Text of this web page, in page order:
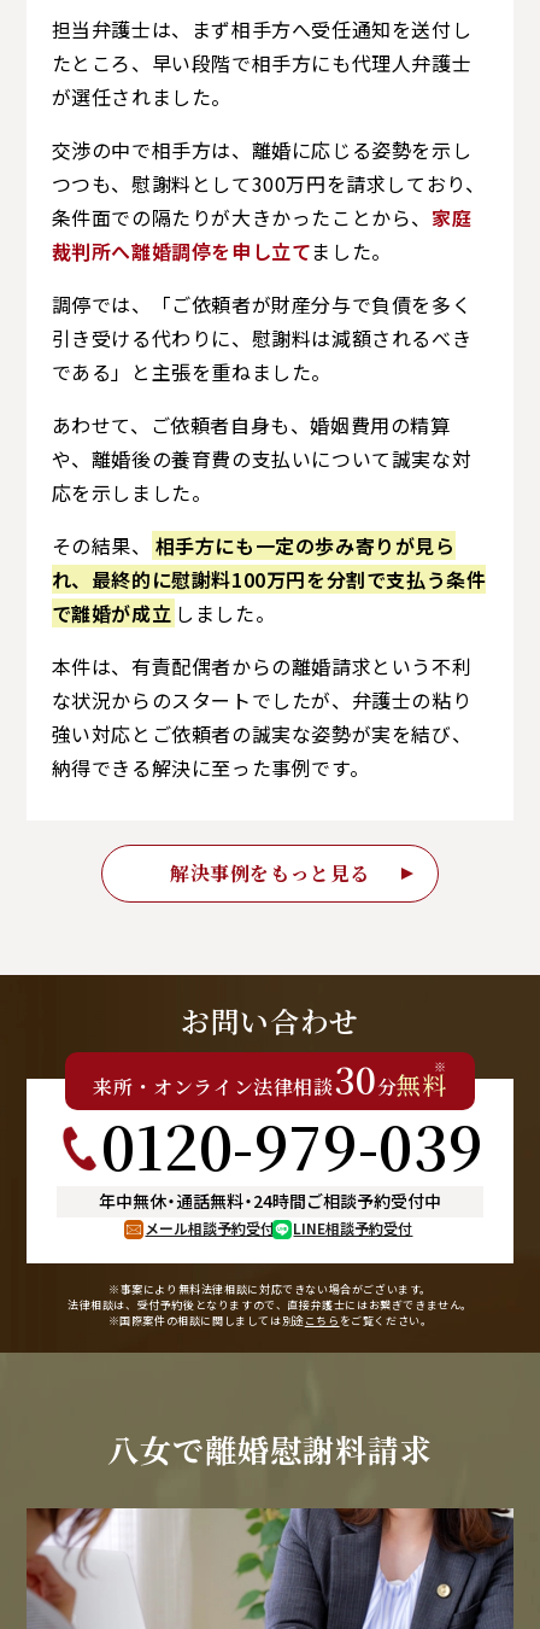
担当弁護士は、まず相手方へ受任通知を送付し
たところ、早い段階で相手方にも代理人弁護士
が選任されました。
交渉の中で相手方は、離婚に応じる姿勢を示し
つつも、慰謝料として300万円を請求しており、
条件面での隔たりが大きかったことから、 家庭
裁判所へ離婚調停を申し立てました。
調停では、「ご依頼者が財産分与で負債を多く
引き受ける代わりに、慰謝料は減額されるべき
である」と主張を重ねました。
あわせて、ご依頼者自身も、婚姻費用の精算
や、離婚後の養育費の支払いについて誠実な対
応を示しました。
その結果、
相手方にも一定の歩み寄りが見ら
れ、最終的に慰謝料100万円を分割で支払う条件
で離婚が成立 しました。
本件は、有責配偶者からの離婚請求という不利
な状況からのスタートでしたが、弁護士の粘り
強い対応とご依頼者の誠実な姿勢が実を結び、
納得できる解決に至った事例です。
解決事例をもっと見る
お問い合わせ
来所 ・ オンライン法律相談30分無料
※
0120-979-039
年中無休・通話無料・24時間ご相談予約受付中
メール相談予約受付 LINE相談予約受付
※事案により無料法律相談に対応できない場合がございます。
法律相談は、受付予約後となりますので、 直接弁護士にはお繋ぎできません。
※国際案件の相談に関しましては別途こちら をご覧ください。
八女で離婚慰謝料請求